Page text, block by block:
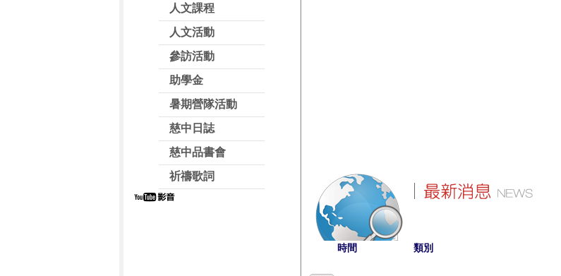
人文課程
人文活動
參訪活動
助學金
暑期營隊活動
慈中日誌
慈中品書會
祈禱歌詞
時間 類別